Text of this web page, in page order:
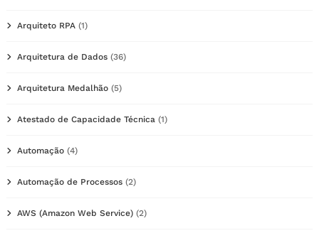
Arquiteto RPA (1)
Arquitetura de Dados (36)
Arquitetura Medalhão (5)
Atestado de Capacidade Técnica (1)
Automação (4)
Automação de Processos (2)
AWS (Amazon Web Service) (2)